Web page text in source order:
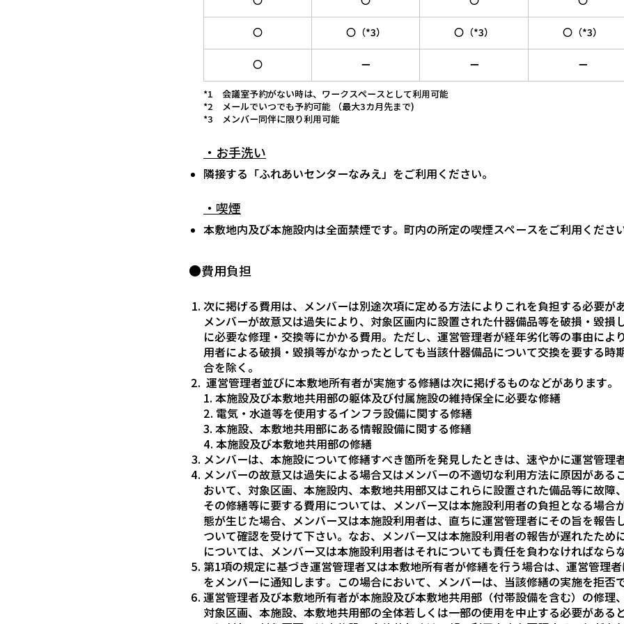
〇 〇（*3） 〇（*3） 〇（*3）
〇 ー ー ー
*1 会議室予約がない時は、ワークスペースとして利用可能
*2 メールでいつでも予約可能 （最大3カ月先まで)
*3 メンバー同伴に限り利用可能
・お手洗い
隣接する「ふれあいセンターなみえ」をご利用ください。
・喫煙
本敷地内及び本施設内は全面禁煙です。町内の所定の喫煙スペースをご利用ください
●費用負担
次に掲げる費用は、メンバーは別途次項に定める方法によりこれを負担する必要があ
メンバーが故意又は過失により、対象区画内に設置された什器備品等を破損・毀損
に必要な修理・交換等にかかる費用。ただし、運営管理者が経年劣化等の事由によ
用者による破損・毀損等がなかったとしても当該什器備品について交換を要する時
合を除く。
運営管理者並びに本敷地所有者が実施する修繕は次に掲げるものなどがあります。
1. 本施設及び本敷地共用部の躯体及び付属施設の維持保全に必要な修繕
2. 電気・水道等を使用するインフラ設備に関する修繕
3. 本施設、本敷地共用部にある情報設備に関する修繕
4. ​本施設及び本敷地共用部の修繕
メンバーは、本施設について修繕すべき箇所を発見したときは、速やかに運営管理
メンバーの故意又は過失による場合又はメンバーの不適切な利用方法に原因がある
おいて、対象区画、本施設内、本敷地共用部又はこれらに設置された備品等に故障
その修繕等に要する費用については、メンバー又は本施設利用者の負担となる場合
態が生じた場合、メンバー又は本施設利用者は、直ちに運営管理者にその旨を報告
ついて確認を受けて下さい。なお、メンバー又は本施設利用者の報告が遅れたため
については、メンバー又は本施設利用者はそれについても責任を負わなければなら
第1項の規定に基づき運営管理者又は本敷地所有者が修繕を行う場合は、運営管理
をメンバーに通知します。この場合において、メンバーは、当該修繕の実施を拒否
運営管理者及び本敷地所有者が本施設及び本敷地共用部（付帯設備を含む）の修理
対象区画、本施設、本敷地共用部の全体若しくは一部の使用を中止する必要がある